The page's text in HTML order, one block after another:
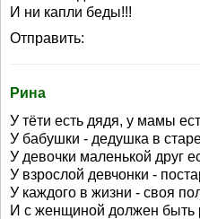
И ни капли беды!!!
Отправить:
Рина
У тёти есть дядя, у мамы
У бабушки - дедушка в
У девочки маленькой друг
У взрослой девчонки -
У каждого в жизни - своя
И с женщиной должен быть